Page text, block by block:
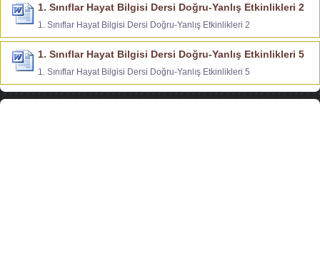
1. Sınıflar Hayat Bilgisi Dersi Doğru-Yanlış Etkinlikleri 2
1. Sınıflar Hayat Bilgisi Dersi Doğru-Yanlış Etkinlikleri 2
1. Sınıflar Hayat Bilgisi Dersi Doğru-Yanlış Etkinlikleri 5
1. Sınıflar Hayat Bilgisi Dersi Doğru-Yanlış Etkinlikleri 5